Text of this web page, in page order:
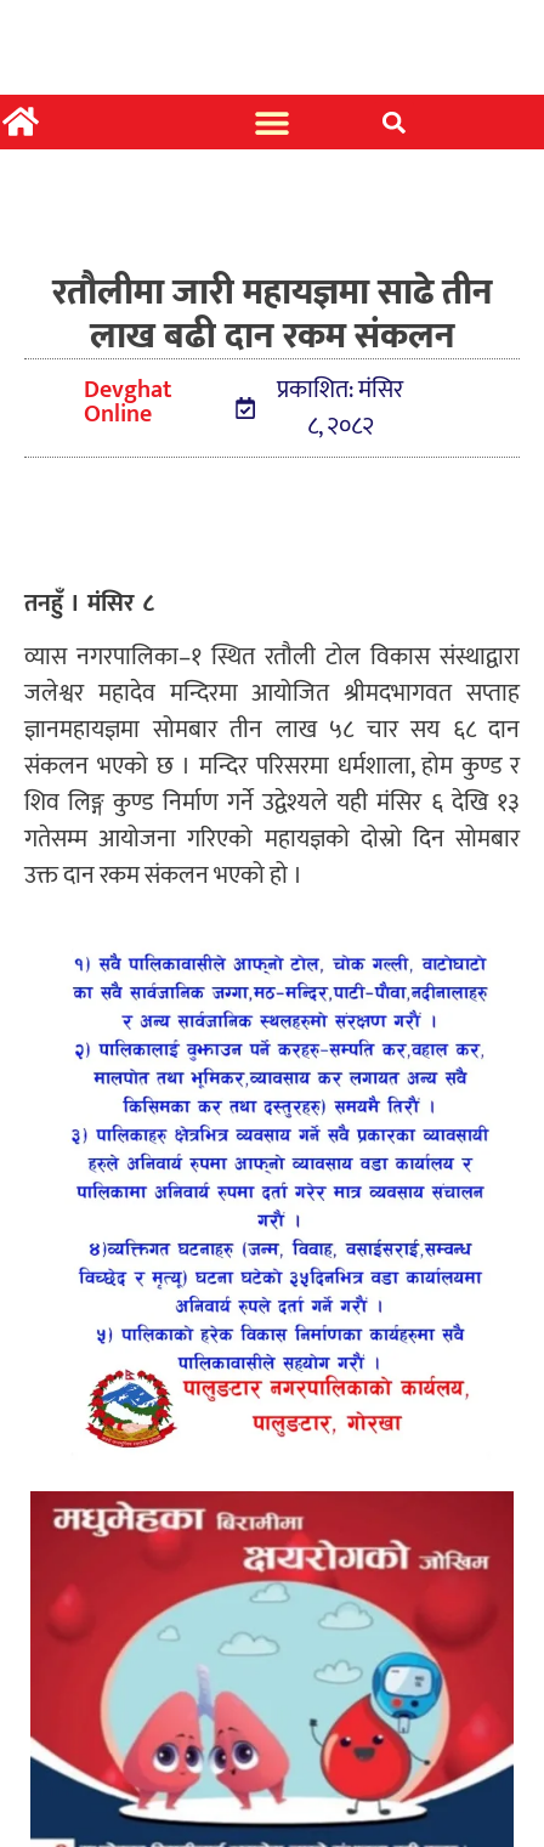
रतौलीमा जारी महायज्ञमा साढे तीन
लाख बढी दान रकम संकलन
Devghat
Online
प्रकाशित: मंसिर
८, २०८२
तनहुँ । मंसिर ८
व्यास नगरपालिका–१ स्थित रतौली टोल विकास संस्थाद्वारा
जलेश्वर महादेव मन्दिरमा आयोजित श्रीमदभागवत सप्ताह
ज्ञानमहायज्ञमा सोमबार तीन लाख ५८ चार सय ६८ दान
संकलन भएको छ । मन्दिर परिसरमा धर्मशाला, होम कुण्ड र
शिव लिङ्ग कुण्ड निर्माण गर्ने उद्वेश्यले यही मंसिर ६ देखि १३
गतेसम्म आयोजना गरिएको महायज्ञको दोस्रो दिन सोमबार
उक्त दान रकम संकलन भएको हो ।